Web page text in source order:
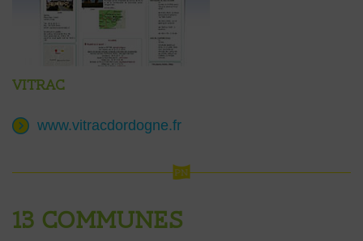
Vitrac
www.vitracdordogne.fr
13 communes